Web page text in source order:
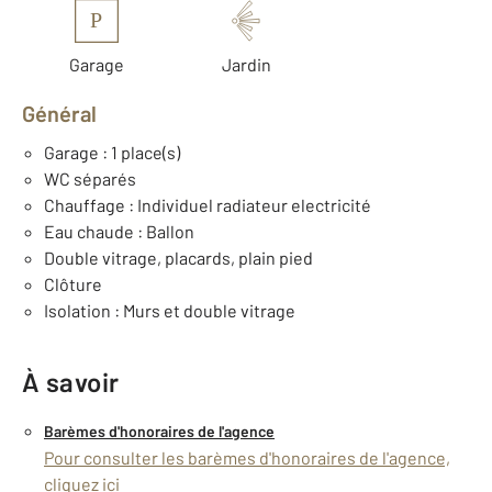
P
Garage Jardin
Général
Garage : 1 place(s)
WC séparés
Chauffage : Individuel radiateur electricité
Eau chaude : Ballon
Double vitrage, placards, plain pied
Clôture
Isolation : Murs et double vitrage
À savoir
Barèmes d'honoraires de l'agence
Pour consulter les barèmes d'honoraires de l'agence,
cliquez ici